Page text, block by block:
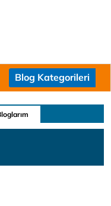
Blog Kategorileri